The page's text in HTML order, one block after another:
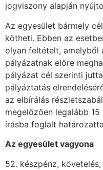
jogviszony alapján
Az egyesület bármely
kötheti. Ebben az
olyan feltételt, amelyből
pályázatnak előre
pályázat cél szerinti
pályáztatás
az elbírálás
megelőzően legalább
írásba foglalt
Az egyesület vagyona
52. készpénz,